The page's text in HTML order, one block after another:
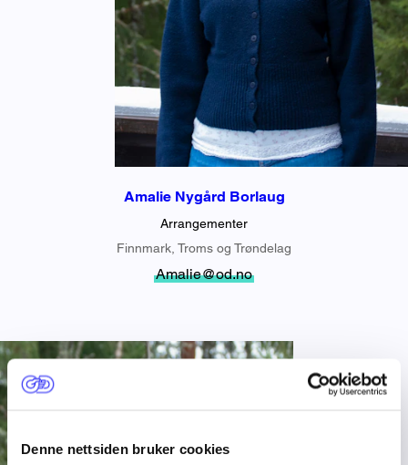
Denne nettsiden bruker cookies
Amalie Nygård Borlaug
Arrangementer
Finnmark, Troms og Trøndelag
Amalie@od.no